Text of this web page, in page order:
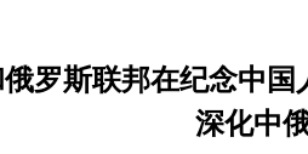
罗斯联邦在纪念中
深化中